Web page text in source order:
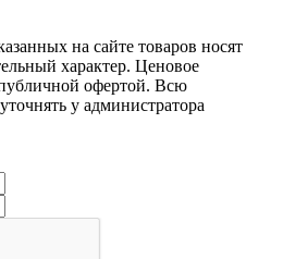
на сайте товаров носят
характер. Ценовое
офертой. Всю
у администратора